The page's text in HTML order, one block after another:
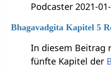
Podcaster 2021-
Bhagavadgita Kapitel 5
In diesem Beitrag
fünfte Kapitel der